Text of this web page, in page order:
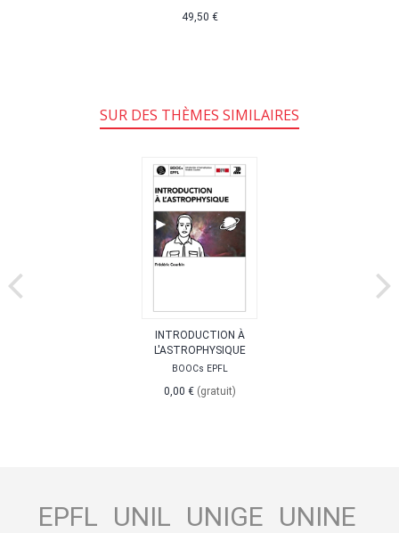
49,50 €
SUR DES THÈMES SIMILAIRES
INTRODUCTION À
L'ASTROPHYSIQUE
BOOCs EPFL
0,00 € (gratuit)
EPFL UNIL UNIGE UNINE